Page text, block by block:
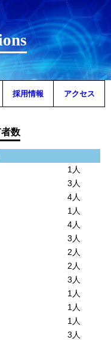
採用情報 アクセス
数
1人
3人
4人
1人
4人
3人
2人
2人
3人
1人
1人
1人
3人